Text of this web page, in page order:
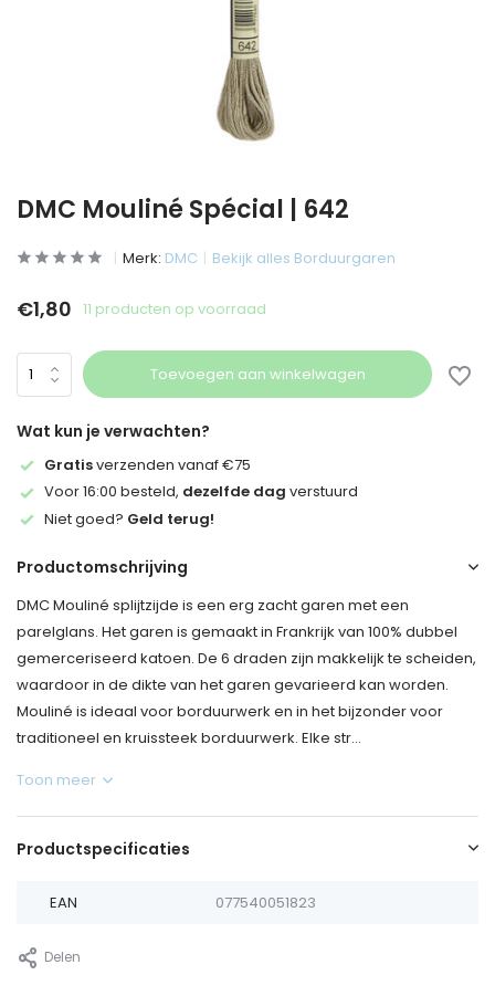
DMC Mouliné Spécial | 642
Merk: DMC Bekijk alles Borduurgaren
€1,80 11 producten op voorraad
Toevoegen aan winkelwagen
Wat kun je verwachten?
Gratisverzenden vanaf €75
Voor 16:00 besteld, dezelfde dag verstuurd
Niet goed? Geld terug!
Productomschrijving
DMC Mouliné splijtzijde is een erg zacht garen met een
parelglans. Het garen is gemaakt in Frankrijk van 100% dubbel
gemerceriseerd katoen. De 6 draden zijn makkelijk te scheiden,
waardoor in de dikte van het garen gevarieerd kan worden.
Mouliné is ideaal voor borduurwerk en in het bijzonder voor
traditioneel en kruissteek borduurwerk. Elke str...
Toon meer
Productspecificaties
EAN 077540051823
Delen